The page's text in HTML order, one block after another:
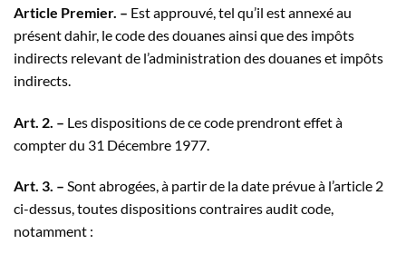
Article Premier. – Est approuvé, tel qu’il est annexé au
présent dahir, le code des douanes ainsi que des impôts
indirects relevant de l’administration des douanes et impôts
indirects.
Art. 2. – Les dispositions de ce code prendront effet à
compter du 31 Décembre 1977.
Art. 3. – Sont abrogées, à partir de la date prévue à l’article 2
ci-dessus, toutes dispositions contraires audit code,
notamment :